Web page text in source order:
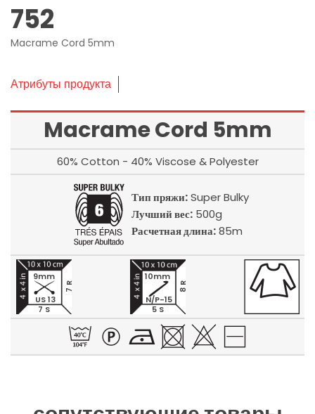
752
Macrame Cord 5mm
Атрибуты продукта
Macrame Cord 5mm
60% Cotton - 40% Viscose & Polyester
Тип пряжи:Super Bulky
Лучший вес:500g
Расчетная длина:85m
7 S
7 R
9mm
US 13
5 S
8 R
10mm
N/P-15